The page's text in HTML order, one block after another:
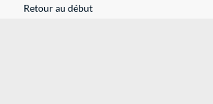
Retour au début